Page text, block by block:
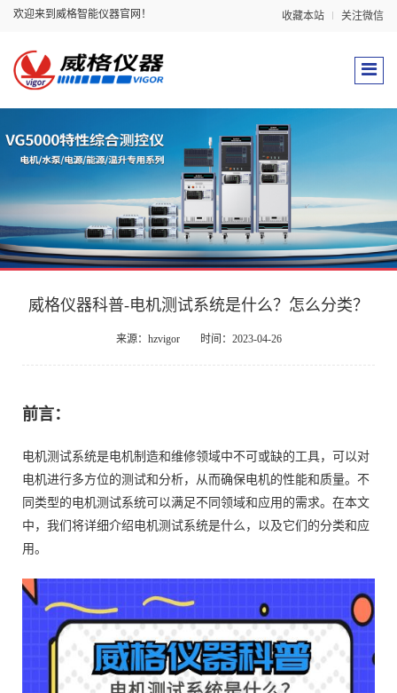
欢迎来到威格智能仪器官网！ 收藏本站 关注微信
威格仪器科普-电机测试系统是什么？怎么分类？
来源：hzvigor 时间：2023-04-26
前言：
电机测试系统是电机制造和维修领域中不可或缺的工具，可以对
电机进行多方位的测试和分析，从而确保电机的性能和质量。不
同类型的电机测试系统可以满足不同领域和应用的需求。在本文
中，我们将详细介绍电机测试系统是什么，以及它们的分类和应
用。